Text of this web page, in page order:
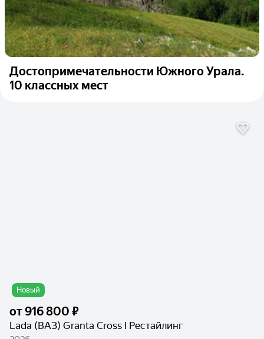
Достопримечательности Южного Урала.
10 классных мест
Новый
от916 800 ₽
Lada (ВАЗ) Granta Cross I Рестайлинг